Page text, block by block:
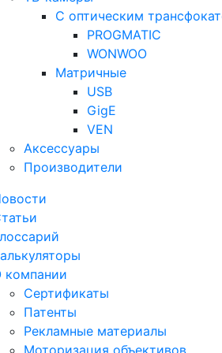
С оптическим
PROGMATIC
WONWOO
Матричные
USB
GigE
VEN
Аксессуары
Производители
компании
Сертификаты
Патенты
Рекламные материалы
Моторизация объективов